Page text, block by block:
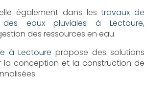
également dans lestravaux de
des eaux pluviales à Lectoure,
des ressources en eau.
à Lectoure propose des solutions
la conception et la construction de